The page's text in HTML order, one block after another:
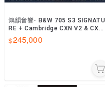
鴻韻音響- B&W 705 S3 SIGNATU
RE + Cambridge CXN V2 & CXA
81 綜合擴大器
245,000